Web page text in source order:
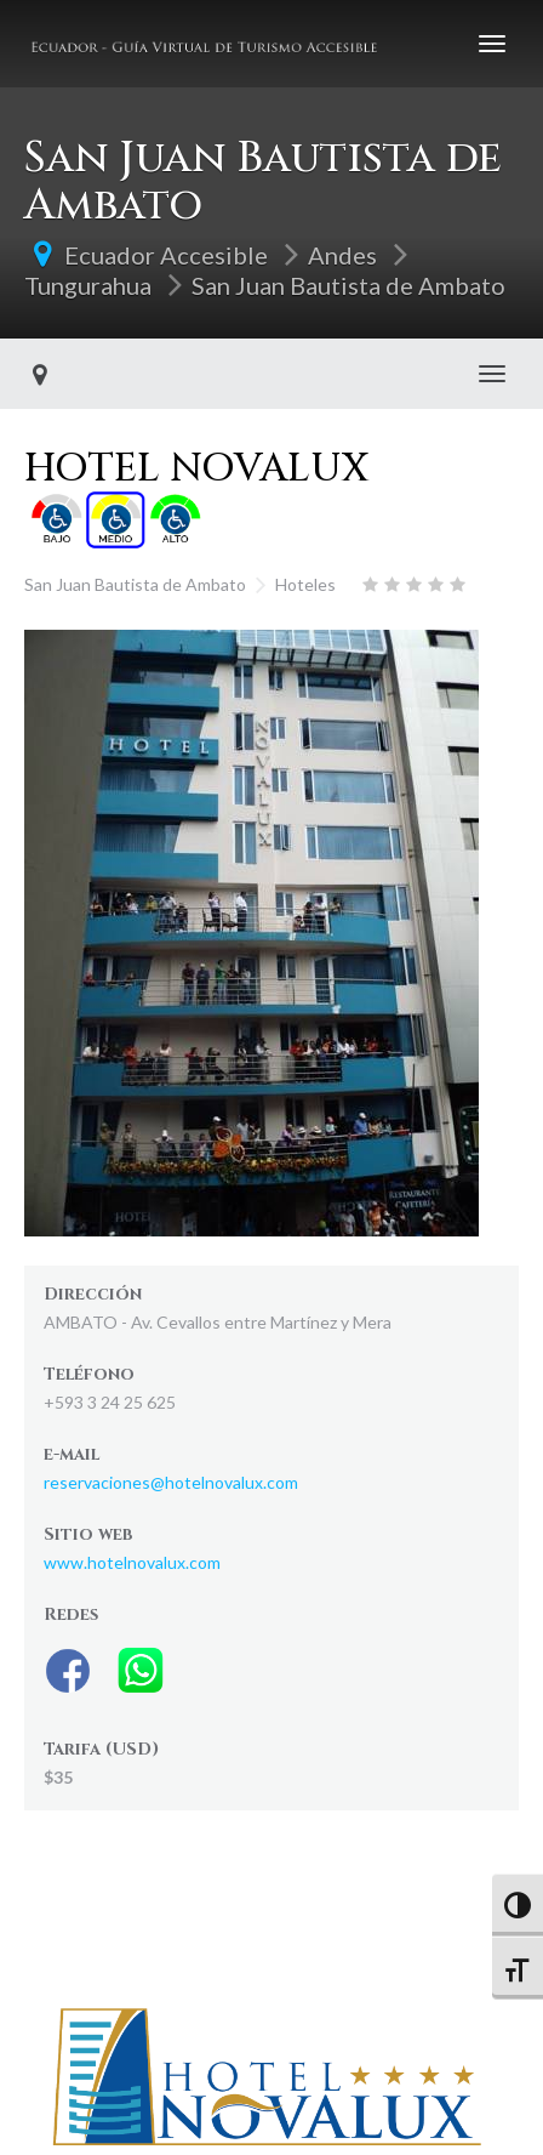
San Juan Bautista de
Ambato
Ecuador Accesible
Andes
Tungurahua
San Juan Bautista de Ambato
HOTEL NOVALUX
San Juan Bautista de Ambato Hoteles
Dirección
AMBATO - Av. Cevallos entre Martínez y Mera
Teléfono
+593 3 24 25 625
e-mail
reservaciones@hotelnovalux.com
Sitio web
www.hotelnovalux.com
Redes
Tarifa (USD)
$35